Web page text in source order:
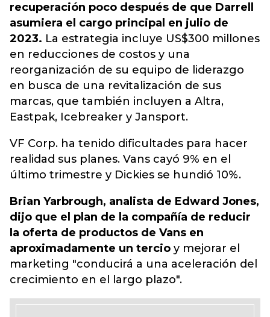
recuperación poco después de que Darrell
asumiera el cargo principal en julio de
2023. La estrategia incluye US$300 millones
en reducciones de costos y una
reorganización de su equipo de liderazgo
en busca de una revitalización de sus
marcas, que también incluyen a Altra,
Eastpak, Icebreaker y Jansport.
VF Corp. ha tenido dificultades para hacer
realidad sus planes. Vans cayó 9% en el
último trimestre y Dickies se hundió 10%.
Brian Yarbrough, analista de Edward Jones,
dijo que el plan de la compañía de reducir
la oferta de productos de Vans en
aproximadamente un tercio y mejorar el
marketing "conducirá a una aceleración del
crecimiento en el largo plazo".